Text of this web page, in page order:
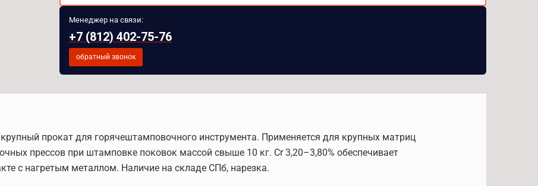
Менеджер на связи:
+7 (812) 402-75-76
обратный звонок
прокат для горячештамповочного инструмента. Применяется для крупных матриц
прессов при штамповке поковок массой свыше 10 кг. Cr 3,20–3,80% обеспечивает
с нагретым металлом. Наличие на складе СПб, нарезка.